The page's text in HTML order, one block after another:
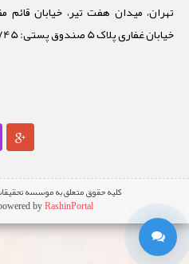
تهران، میدان هفت تیر، خیابان قائم
خیابان غفاری پلاک 5 صندوق پستی: 15745-133 و کد پستی: 1588733111
کلیه حقوق متعلق به موسسه
by RashinPortal